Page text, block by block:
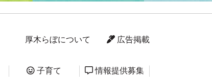
厚木らぼについて 広告掲載
子育て 情報提供募集